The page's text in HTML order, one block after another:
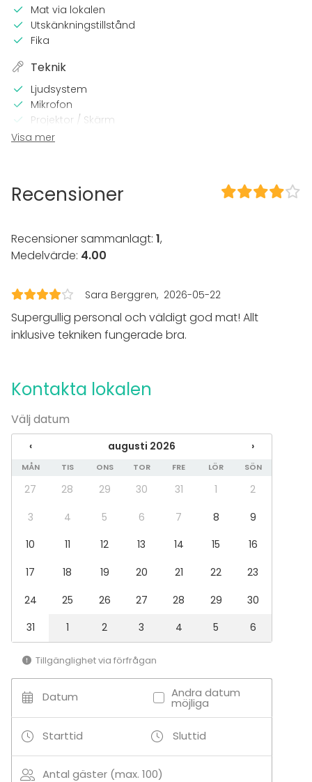
Mat via lokalen
Utskänkningstillstånd
Fika
Teknik
Ljudsystem
Mikrofon
Projektor / Skärm
Wi-Fi
Exklusiv tillgång
Tillgänglighetsanpassad
Utrustning
Möbler
Servis
Whiteboard / Blädderblock
Anteckningsmaterial
Bröllop
Möte
Konferens
Julbord / Julfest
Företagsevent
Team building / Kick Off
Lokal
Konferenslokal
Tilläggsuppgifter om aktiviteter
Vi kan erbjuda olika typer av mat- &
dryckesaktiviteter så som ostronkurs, ostprovning,
drinkskola men har även lokal för att ha en
pingisturnering med teamet.
Visa mer
Recensioner
Recensioner sammanlagt: 1,
Medelvärde: 4.00
Sara Berggren 2026-05-22
Supergullig personal och väldigt god mat! Allt
inklusive tekniken fungerade bra.
Kontakta lokalen
Välj datum
‹ augusti 2026 ›
MÅN TIS ONS TOR FRE LÖR SÖN
27 28 29 30 31 1
2
3
4 5 6 7 8
9
10
11 12 13 14 15
16
17
18 19 20 21 22
23
24
25 26 27 28 29
30
31
1 2 3 4 5 6
Tillgänglighet via förfrågan
Datum Andra datum
möjliga
Starttid Sluttid
Antal gäster (max. 100)